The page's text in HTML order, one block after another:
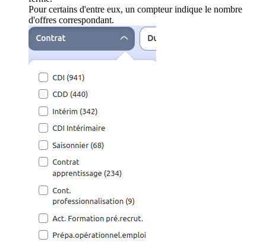
Pour certains d'entre eux, un compteur indique le nombre
d'offres correspondant.